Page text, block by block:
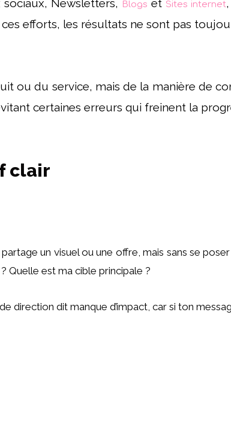
sociaux, Newsletters, Blogs et Sites internet
efforts, les résultats ne sont pas
ou du service, mais de la manière de
certaines erreurs qui freinent la
clair
un visuel ou une offre, mais sans se
Quelle est ma cible principale ?
direction dit manque d’impact, car si ton